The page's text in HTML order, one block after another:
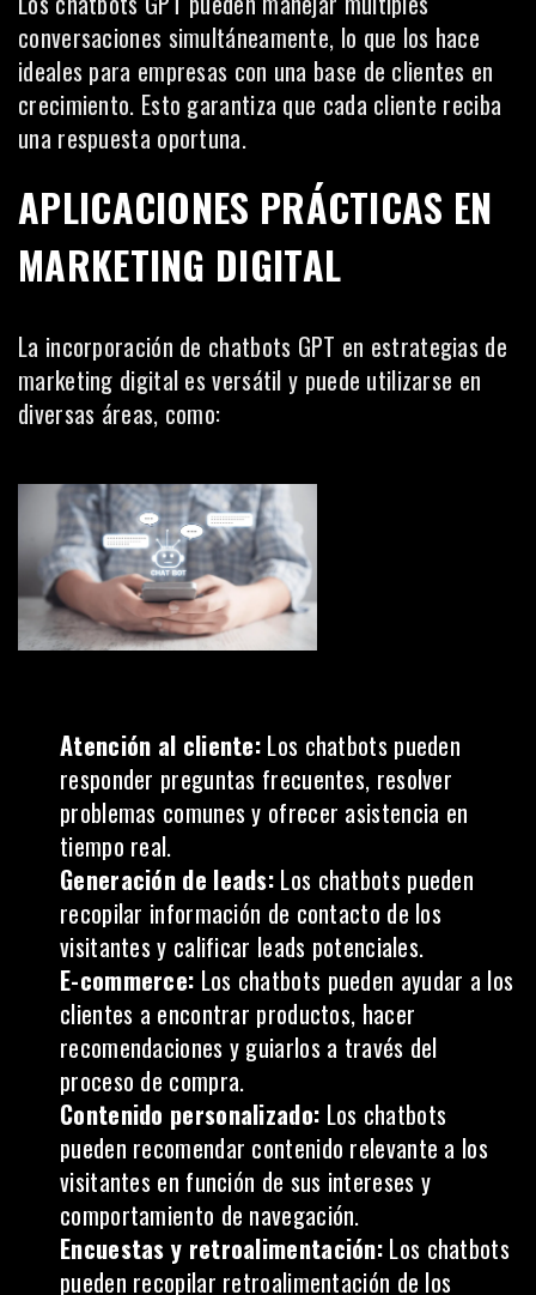
conversaciones simultáneamente, lo que los hace
ideales para empresas con una base de clientes en
crecimiento. Esto garantiza que cada cliente reciba
una respuesta oportuna.
APLICACIONES PRÁCTICAS EN
MARKETING DIGITAL
La incorporación de chatbots GPT en estrategias de
marketing digital es versátil y puede utilizarse en
diversas áreas, como:
Atención al cliente: Los chatbots pueden
responder preguntas frecuentes, resolver
problemas comunes y ofrecer asistencia en
tiempo real.
Generación de leads: Los chatbots pueden
recopilar información de contacto de los
visitantes y calificar leads potenciales.
E-commerce: Los chatbots pueden ayudar a los
clientes a encontrar productos, hacer
recomendaciones y guiarlos a través del
proceso de compra.
Contenido personalizado: Los chatbots
pueden recomendar contenido relevante a los
visitantes en función de sus intereses y
comportamiento de navegación.
Encuestas y retroalimentación: Los chatbots
pueden recopilar retroalimentación de los